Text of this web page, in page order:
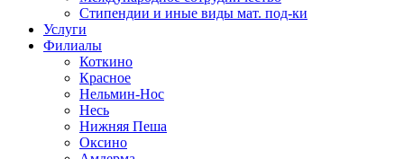
Стипендии и иные виды мат. под-ки
Услуги
Филиалы
Коткино
Красное
Нельмин-Нос
Несь
Нижняя Пеша
Оксино